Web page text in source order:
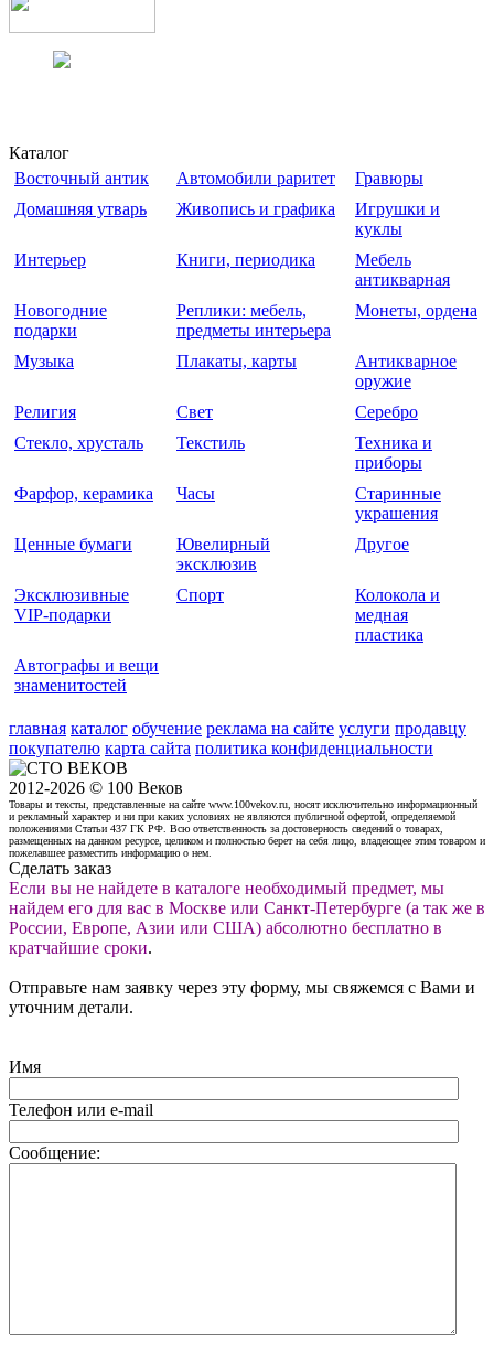
Каталог
Восточный антик
Автомобили раритет
Гравюры
Домашняя утварь
Живопись и графика
Игрушки и
куклы
Интерьер
Книги, периодика
Мебель
антикварная
Новогодние
подарки
Реплики: мебель,
предметы интерьера
Монеты, ордена
Музыка Плакаты, карты
Антикварное
оружие
Религия
Свет
Серебро
Стекло, хрусталь
Текстиль
Техника и
приборы
Фарфор, керамика
Часы
Старинные
украшения
Ценные бумаги
Ювелирный
эксклюзив
Другое
Эксклюзивные
VIP-подарки
Спорт
Колокола и
медная
пластика
Автографы и вещи
знаменитостей
главная каталог обучение реклама на сайте услуги продавцу
покупателю карта сайта политика конфиденциальности
2012-2026 © 100 Веков
Товары и тексты, представленные на сайте www.100vekov.ru, носят исключительно информационный
и рекламный характер и ни при каких условиях не являются публичной офертой, определяемой
положениями Статьи 437 ГК РФ. Всю ответственность за достоверность сведений о товарах,
размещенных на данном ресурсе, целиком и полностью берет на себя лицо, владеющее этим товаром и
пожелавшее разместить информацию о нем.
Сделать заказ
Если вы не найдете в каталоге необходимый предмет, мы
найдем его для вас в Москве или Санкт-Петербурге (а так же в
России, Европе, Азии или США) абсолютно бесплатно в
кратчайшие сроки.
Отправьте нам заявку через эту форму, мы свяжемся с Вами и
уточним детали.
Имя
Телефон или e-mail
Сообщение: